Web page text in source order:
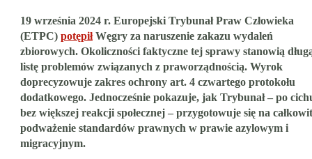
19 września 2024 r. Europejski Trybunał Praw Człowieka
(ETPC) potępiłWęgry za naruszenie zakazu wydaleń
zbiorowych. Okoliczności faktyczne tej sprawy stanowią
listę problemów związanych z praworządnością. Wyrok
doprecyzowuje zakres ochrony art. 4 czwartego protokołu
dodatkowego. Jednocześnie pokazuje, jak Trybunał – po
bez większej reakcji społecznej – przygotowuje się na
podważenie standardów prawnych w prawie azylowym i
migracyjnym.